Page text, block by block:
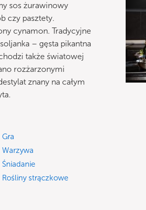
sos żurawinowy
czy pasztety.
cynamon. Tradycyjne
– gęsta pikantna
także światowej
rozżarzonymi
znany na całym
Gra
Warzywa
Śniadanie
Rośliny strączkowe